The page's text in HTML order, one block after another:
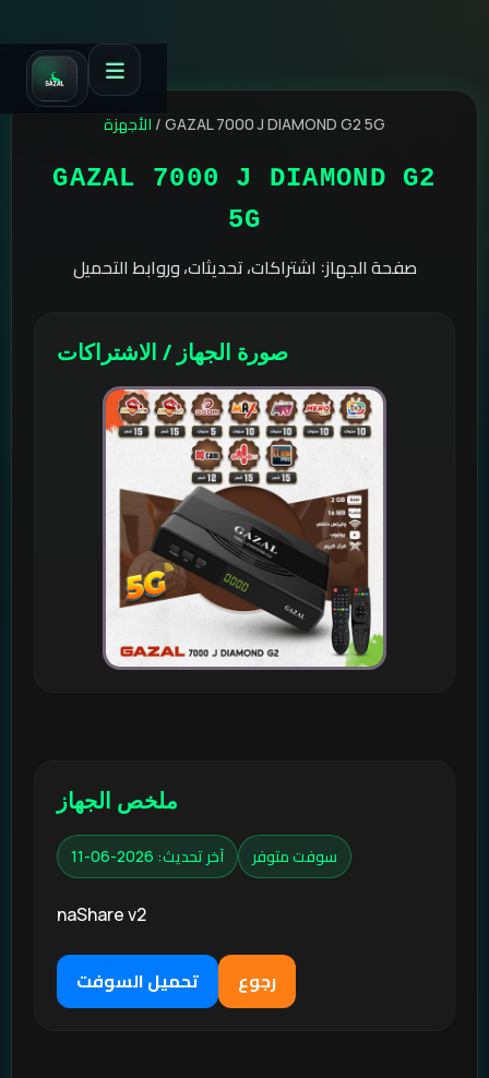
الأجهزة / GAZAL 7000 J DIAMOND G2 5G
GAZAL 7000 J DIAMOND G2
5G
صفحة الجهاز: اشتراكات، تحديثات، وروابط التحميل
صورة الجهاز / الاشتراكات
ملخص الجهاز
آخر تحديث: 2026-06-11 سوفت متوفر
naShare v2
تحميل السوفت رجوع